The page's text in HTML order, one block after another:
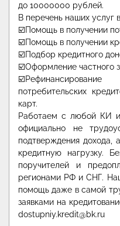
до 10000000 рублей.
В перечень наших услуг
☑️Помощь в получении
☑️Помощь в получении
☑️Подбор кредитного
☑️Оформление частного
потребительских
карт.
Работаем с любой КИ и
официально не
подтверждения
кредитную нагрузку.
поручителей и
регионами РФ и СНГ.
помощь даже в самой
заявками на
dostupniy.kredit@bk.ru